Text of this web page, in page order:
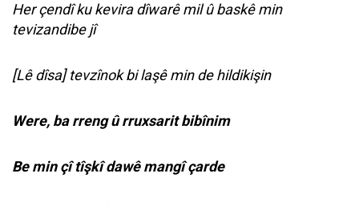
Her çendî ku kevira dîwarê mil û baskê min
tevizandibe jî
[Lê dîsa] tevzînok bi laşê min de hildikişin
Were, ba rreng û rruxsarit bibînim
Be min çî tîşkî dawê mangî çarde